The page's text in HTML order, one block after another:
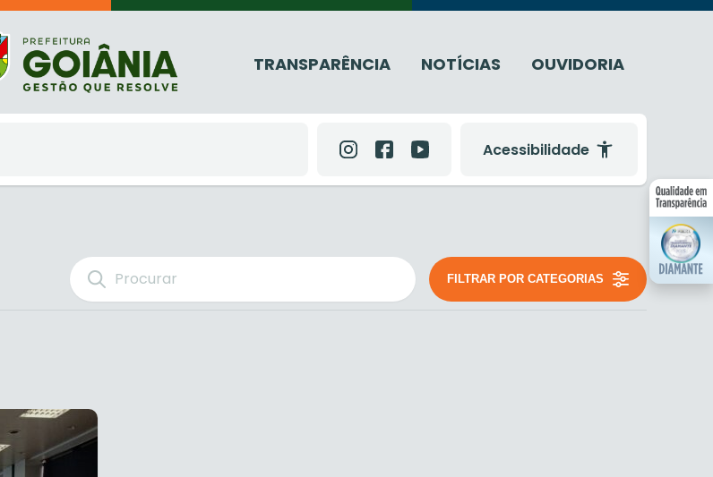
TRANSPARÊNCIA NOTÍCIAS OUVIDORIA
Acessibilidade
FILTRAR POR CATEGORIAS